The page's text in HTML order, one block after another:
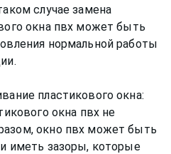
случае замена
окна пвх может быть
нормальной работы
пластикового окна:
окна пвх не
окно пвх может быть
иметь зазоры, которые